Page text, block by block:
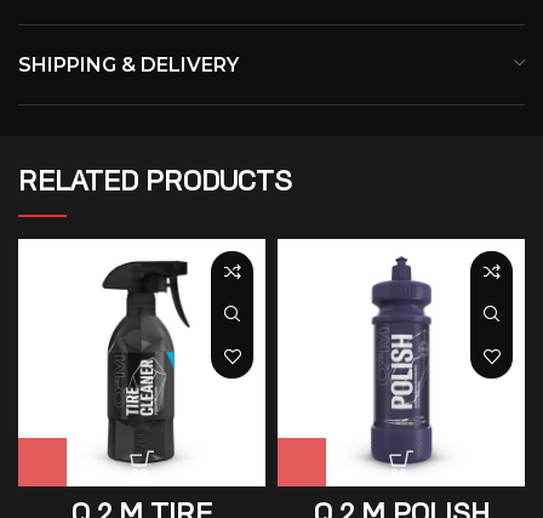
SHIPPING & DELIVERY
RELATED PRODUCTS